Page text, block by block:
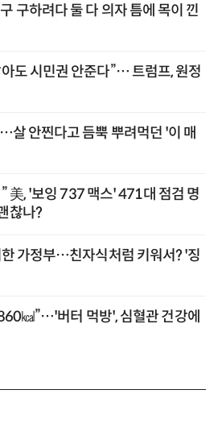
구하려다 둘 다 의자 틈에 목이 낀
도 시민권 안준다”… 트럼프, 원정
살 안찐다고 듬뿍 뿌려먹던 '이 매
美, '보잉 737 맥스' 471대 점검 명
찮나?
가정부…친자식처럼 키워서? '징
㎉”…'버터 먹방', 심혈관 건강에